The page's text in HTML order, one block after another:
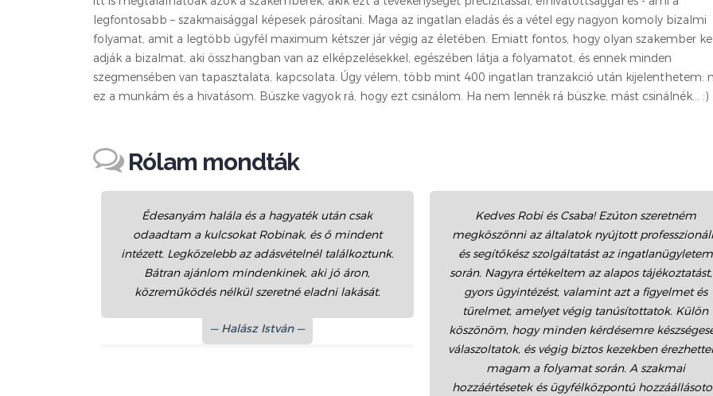
legfontosabb – szakmaisággal képesek párosítani. Maga az ingatlan eladás és a vétel egy nagyon komoly bizalmi
folyamat, amit a legtöbb ügyfél maximum kétszer jár végig az életében. Emiatt fontos, hogy olyan szakember
adják a bizalmat, aki összhangban van az elképzelésekkel, egészében látja a folyamatot, és ennek minden
szegmensében van tapasztalata, kapcsolata. Úgy vélem, több mint 400 ingatlan tranzakció után kijelenthetem:
ez a munkám és a hivatásom. Büszke vagyok rá, hogy ezt csinálom. Ha nem lennék rá büszke, mást csinálnék... :)
Rólam mondták
Édesanyám halála és a hagyaték után csak
odaadtam a kulcsokat Robinak, és ő mindent
intézett. Legközelebb az adásvételnél találkoztunk.
Bátran ajánlom mindenkinek, aki jó áron,
közreműködés nélkül szeretné eladni lakását.
Halász István
Kedves Robi és Csaba! Ezúton szeretném
megköszönni az általatok nyújtott
és segítőkész szolgáltatást az ingatlanügyletem
során. Nagyra értékeltem az alapos
gyors ügyintézést, valamint azt a figyelmet és
türelmet, amelyet végig tanúsítottatok. Külön
köszönöm, hogy minden kérdésemre
válaszoltatok, és végig biztos kezekben
magam a folyamat során. A szakmai
hozzáértésetek és ügyfélközpontú